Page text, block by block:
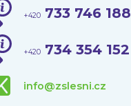
+420 733 746 188
+420 734 354 152
info@zslesni.cz